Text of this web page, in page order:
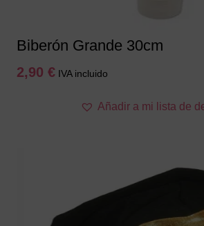
Biberón Grande 30cm
2,90 € IVA incluido
producto
Las
Añadir a mi lista de